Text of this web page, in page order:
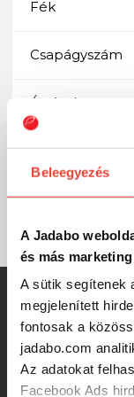
Beleegyezés
A Jadabo
és más
A sütik segítenek
megjelenített
fontosak a
jadabo.com
Az adatokat
Facebook Ads
Fék
Csapágyszám
Áttétel
Kapacitás
Súly